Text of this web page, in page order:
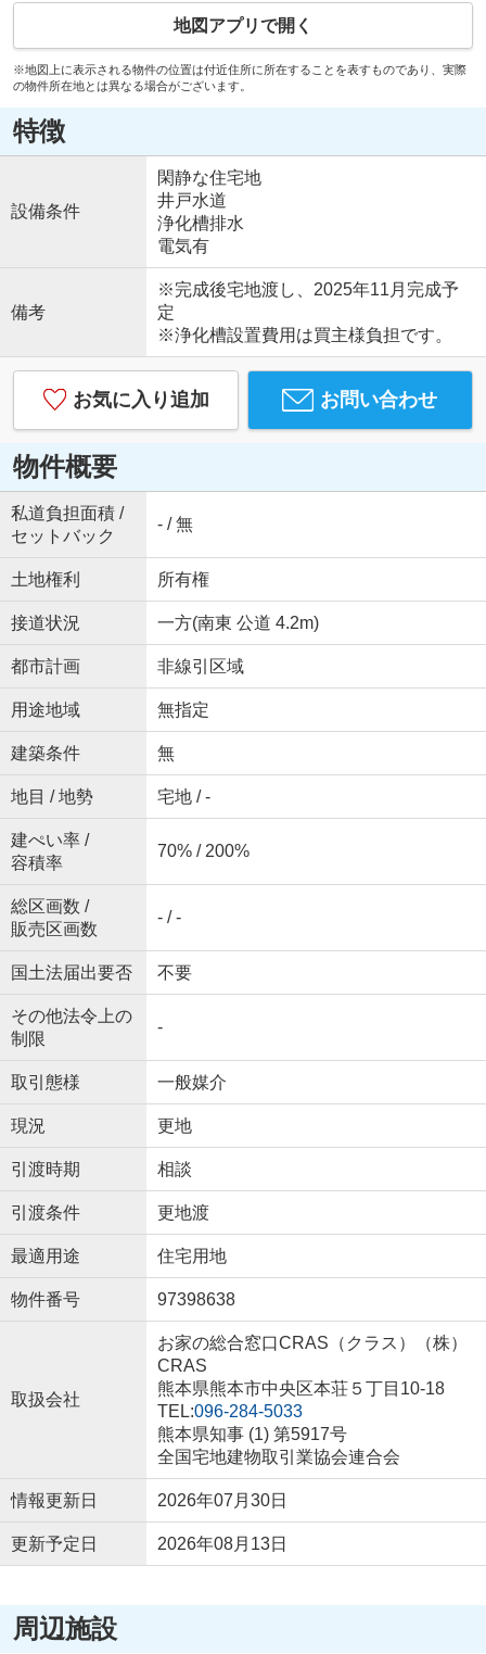
地図アプリで開く
※地図上に表示される物件の位置は付近住所に所在することを表すものであり、実際
の物件所在地とは異なる場合がございます。
特徴
設備条件
閑静な住宅地
井戸水道
浄化槽排水
電気有
備考
※完成後宅地渡し、2025年11月完成予
定
※浄化槽設置費用は買主様負担です。
お気に入り追加 お問い合わせ
物件概要
私道負担面積 /
セットバック
- / 無
土地権利 所有権
接道状況 一方(南東 公道 4.2m)
都市計画 非線引区域
用途地域 無指定
建築条件 無
地目 / 地勢 宅地 / -
建ぺい率 /
容積率
70% / 200%
総区画数 /
販売区画数
- / -
国土法届出要否 不要
その他法令上の
制限
-
取引態様 一般媒介
現況 更地
引渡時期 相談
引渡条件 更地渡
最適用途 住宅用地
物件番号 97398638
取扱会社
お家の総合窓口CRAS（クラス）（株）
CRAS
熊本県熊本市中央区本荘５丁目10-18
TEL:096-284-5033
熊本県知事 (1) 第5917号
全国宅地建物取引業協会連合会
情報更新日 2026年07月30日
更新予定日 2026年08月13日
周辺施設